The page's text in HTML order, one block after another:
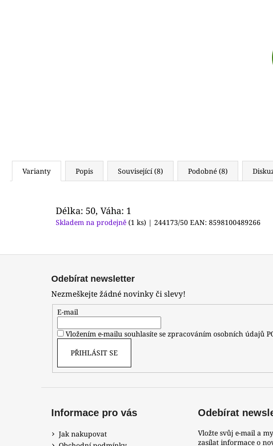
Varianty Popis Související (8) Podobné (8)
Délka: 50, Váha: 1
Skladem na prodejně (1 ks) | 244173/50 EAN: 8598100489266
Odebírat newsletter
Nezmeškejte žádné novinky či slevy!
E-mail
Vložením e-mailu souhlasíte se zpracováním osobních údajů
PŘIHLÁSIT SE
Informace pro vás
Jak nakupovat
Odebírat
Vložte svůj e-mail a
zasílat informace o